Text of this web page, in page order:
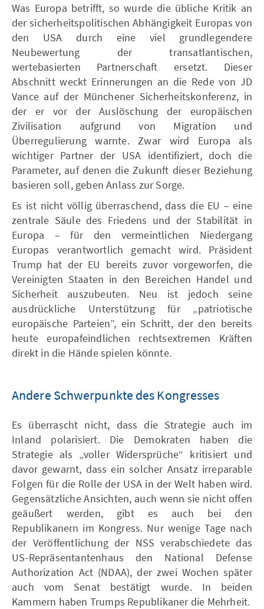
Was Europa betrifft, so wurde die übliche Kritik an
der sicherheitspolitischen Abhängigkeit Europas von
den USA durch eine viel grundlegendere
Neubewertung der transatlantischen,
wertebasierten Partnerschaft ersetzt. Dieser
Abschnitt weckt Erinnerungen an die Rede von JD
Vance auf der Münchener Sicherheitskonferenz, in
der er vor der Auslöschung der europäischen
Zivilisation aufgrund von Migration und
Überregulierung warnte. Zwar wird Europa als
wichtiger Partner der USA identifiziert, doch die
Parameter, auf denen die Zukunft dieser Beziehung
basieren soll, geben Anlass zur Sorge.
Es ist nicht völlig überraschend, dass die EU – eine
zentrale Säule des Friedens und der Stabilität in
Europa – für den vermeintlichen Niedergang
Europas verantwortlich gemacht wird. Präsident
Trump hat der EU bereits zuvor vorgeworfen, die
Vereinigten Staaten in den Bereichen Handel und
Sicherheit auszubeuten. Neu ist jedoch seine
ausdrückliche Unterstützung für „patriotische
europäische Parteien”, ein Schritt, der den bereits
heute europafeindlichen rechtsextremen Kräften
direkt in die Hände spielen könnte.
Andere Schwerpunkte des Kongresses
Es überrascht nicht, dass die Strategie auch im
Inland polarisiert. Die Demokraten haben die
Strategie als „voller Widersprüche“ kritisiert und
davor gewarnt, dass ein solcher Ansatz irreparable
Folgen für die Rolle der USA in der Welt haben wird.
Gegensätzliche Ansichten, auch wenn sie nicht offen
geäußert werden, gibt es auch bei den
Republikanern im Kongress. Nur wenige Tage nach
der Veröffentlichung der NSS verabschiedete das
US-Repräsentantenhaus den National Defense
Authorization Act (NDAA), der zwei Wochen später
auch vom Senat bestätigt wurde. In beiden
Kammern haben Trumps Republikaner die Mehrheit.